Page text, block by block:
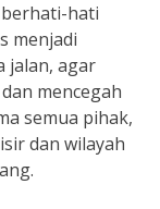
hati
menjadi
jalan, agar
mencegah
semua pihak,
dan wilayah